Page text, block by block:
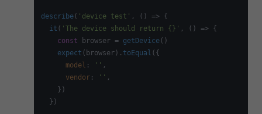
describe( 'device test' , () => {
it ( 'The device should return {}' , () => {
const browser = getDevice()
expect (browser). toEqual ({
model : '' ,
vendor : '' ,
    })
  })